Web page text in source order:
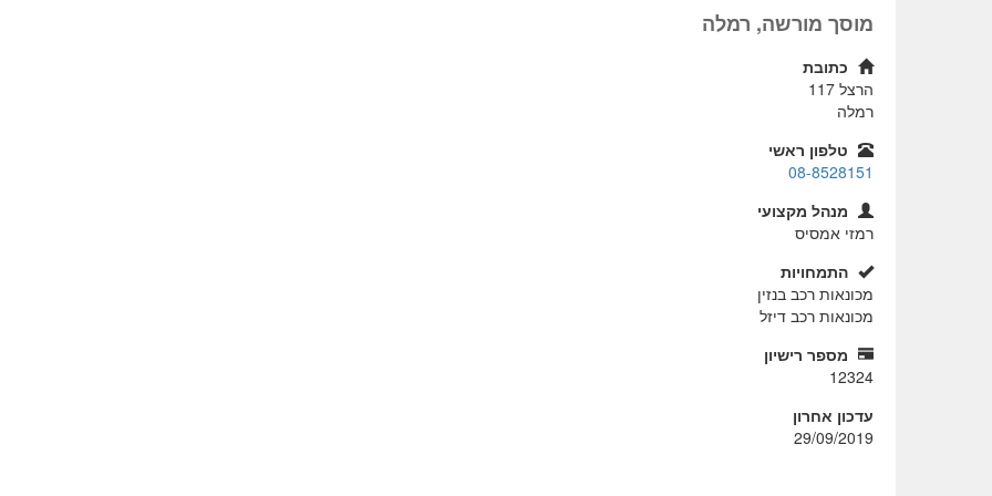
מוסך מורשה, רמלה
כתובת
הרצל 117
רמלה
טלפון ראשי
08-8528151
מנהל מקצועי
רמזי אמסיס
התמחויות
מכונאות רכב בנזין
מכונאות רכב דיזל
מספר רישיון
12324
עדכון אחרון
29/09/2019